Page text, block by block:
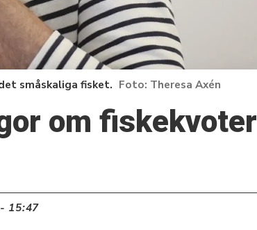
småskaliga fisket. Theresa Axén
om fiskekvoter
15:47